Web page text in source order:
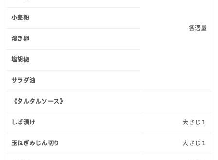
各適量
小麦粉
溶き卵
塩胡椒
サラダ油
《タルタルソース》
しば漬け 大さじ１
玉ねぎみじん切り 大さじ１